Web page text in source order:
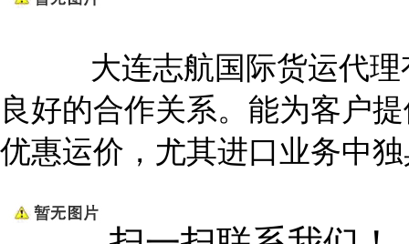
大连志航国际货运代理有
良好的合作关系。能为客户
优惠运价，尤其进口业务中